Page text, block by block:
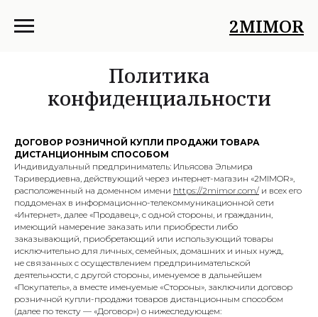
2MIMOR
Политика
конфиденциальности
ДОГОВОР РОЗНИЧНОЙ КУПЛИ ПРОДАЖИ ТОВАРА
ДИСТАНЦИОННЫМ СПОСОБОМ
Индивидуальный предприниматель: Ильясова Эльмира
Таривердиевна, действующий через интернет-магазин «2MIMOR»,
расположенный на доменном имени https://2mimor.com/ и всех его
поддоменах в информационно-телекоммуникационной сети
«Интернет», далее «Продавец», с одной стороны, и гражданин,
имеющий намерение заказать или приобрести либо
заказывающий, приобретающий или использующий товары
исключительно для личных, семейных, домашних и иных нужд,
не связанных с осуществлением предпринимательской
деятельности, с другой стороны, именуемое в дальнейшем
«Покупатель», а вместе именуемые «Стороны», заключили договор
розничной купли-продажи товаров дистанционным способом
(далее по тексту — «Договор») о нижеследующем: